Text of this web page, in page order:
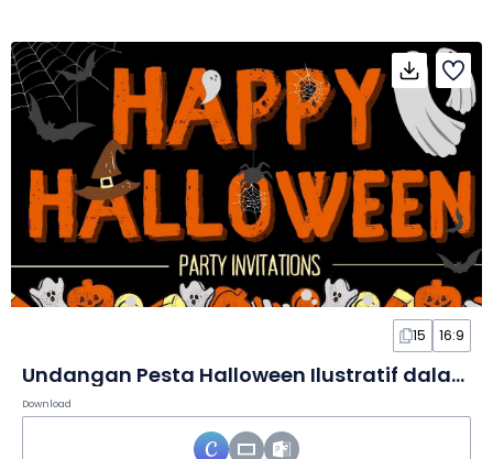
15 16:9
Undangan Pesta Halloween Ilustratif dalam Slide
Download